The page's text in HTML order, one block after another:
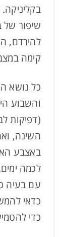
שיפור של
להירדם,
קימה
כל נושא
והשבוע
(דפיקות
השינה,
באצבע
לכמה
עם בעיה
כדאי
כדי